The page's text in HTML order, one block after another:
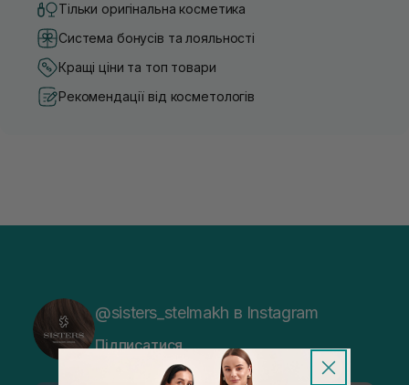
Тільки оригінальна косметика
Система бонусів та лояльності
Кращі ціни та топ товари
Рекомендації від косметологів
@sisters_stelmakh в Instagram
Підписатися